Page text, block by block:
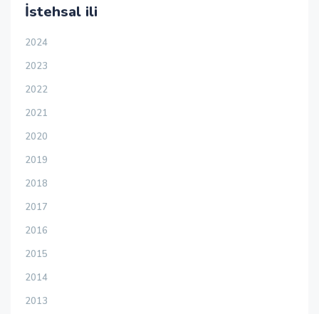
İstehsal ili
2024
2023
2022
2021
2020
2019
2018
2017
2016
2015
2014
2013